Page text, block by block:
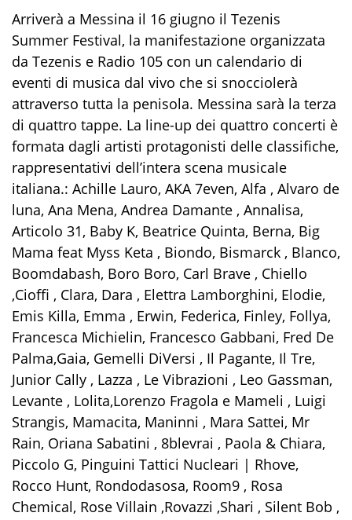
Arriverà a Messina il 16 giugno il Tezenis
Summer Festival, la manifestazione organizzata
da Tezenis e Radio 105 con un calendario di
eventi di musica dal vivo che si snocciolerà
attraverso tutta la penisola. Messina sarà la terza
di quattro tappe. La line-up dei quattro concerti è
formata dagli artisti protagonisti delle classifiche,
rappresentativi dell’intera scena musicale
italiana.: Achille Lauro, AKA 7even, Alfa , Alvaro de
luna, Ana Mena, Andrea Damante , Annalisa,
Articolo 31, Baby K, Beatrice Quinta, Berna, Big
Mama feat Myss Keta , Biondo, Bismarck , Blanco,
Boomdabash, Boro Boro, Carl Brave , Chiello
,Cioffi , Clara, Dara , Elettra Lamborghini, Elodie,
Emis Killa, Emma , Erwin, Federica, Finley, Follya,
Francesca Michielin, Francesco Gabbani, Fred De
Palma,Gaia, Gemelli DiVersi , Il Pagante, Il Tre,
Junior Cally , Lazza , Le Vibrazioni , Leo Gassman,
Levante , Lolita,Lorenzo Fragola e Mameli , Luigi
Strangis, Mamacita, Maninni , Mara Sattei, Mr
Rain, Oriana Sabatini , 8blevrai , Paola & Chiara,
Piccolo G, Pinguini Tattici Nucleari | Rhove,
Rocco Hunt, Rondodasosa, Room9 , Rosa
Chemical, Rose Villain ,Rovazzi ,Shari , Silent Bob ,